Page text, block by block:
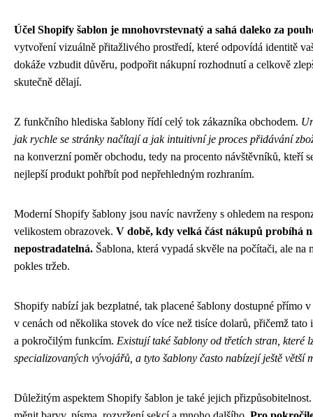
Účel Shopify šablon je mnohovrstevnatý a sahá daleko za
vytvoření vizuálně přitažlivého prostředí, které odpovídá identitě
dokáže vzbudit důvěru, podpořit nákupní rozhodnutí a celkově
skutečně dělají.
Z funkčního hlediska šablony řídí celý tok zákazníka obchodem.
jak rychle se stránky načítají a jak intuitivní je proces přidávání
na konverzní poměr obchodu, tedy na procento návštěvníků, kteří
nejlepší produkt pohřbít pod nepřehledným rozhraním.
Moderní Shopify šablony jsou navíc navrženy s ohledem na
velikostem obrazovek. V době, kdy velká část nákupů probíhá
nepostradatelná. Šablona, která vypadá skvěle na počítači, ale
pokles tržeb.
Shopify nabízí jak bezplatné, tak placené šablony dostupné přímo
v cenách od několika stovek do více než tisíce dolarů, přičemž
a pokročilým funkcím. Existují také šablony od třetích stran, které
specializovaných vývojářů, a tyto šablony často nabízejí ještě větší
Důležitým aspektem Shopify šablon je také jejich